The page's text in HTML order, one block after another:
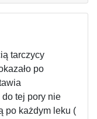
tarczycy
po
tej pory nie
po każdym leku (